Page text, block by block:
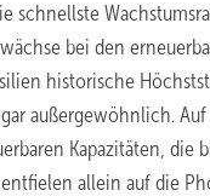
schnellste
bei den
historische
außergewöhnlich.
Kapazitäten, die
allein auf die